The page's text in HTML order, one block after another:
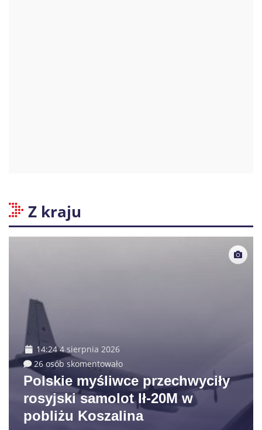
Z kraju
14:24 4 sierpnia 2026
26 osób skomentowało
Polskie myśliwce przechwyciły
rosyjski samolot Ił-20M w
pobliżu Koszalina